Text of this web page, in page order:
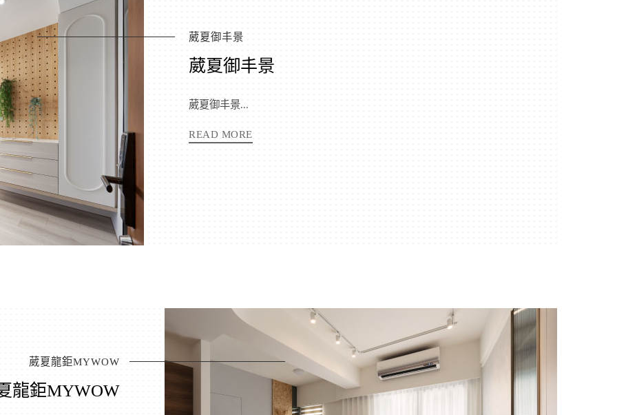
葳夏御丰景
葳夏御丰景
葳夏御丰景...
READ MORE
葳夏龍鉅MYWOW
龍鉅MYWOW